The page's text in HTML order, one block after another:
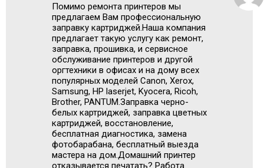
Помимо ремонта принтеров мы
предлагаем Вам профессиональную
заправку картриджей.Наша компания
предлагает такую услугу как ремонт,
заправка, прошивка, и сервисное
обслуживание принтеров и другой
оргтехники в офисах и на дому всех
популярных моделей Canon, Xerox,
Samsung, HP laserjet, Kyocera, Ricoh,
Brother, PANTUM.Заправка черно-
белых картриджей, заправка цветных
картриджей, восстановление,
бесплатная диагностика, замена
фотобарабана, бесплатный выезда
мастера на дом.Домашний принтер
отказывается печатать? Работа